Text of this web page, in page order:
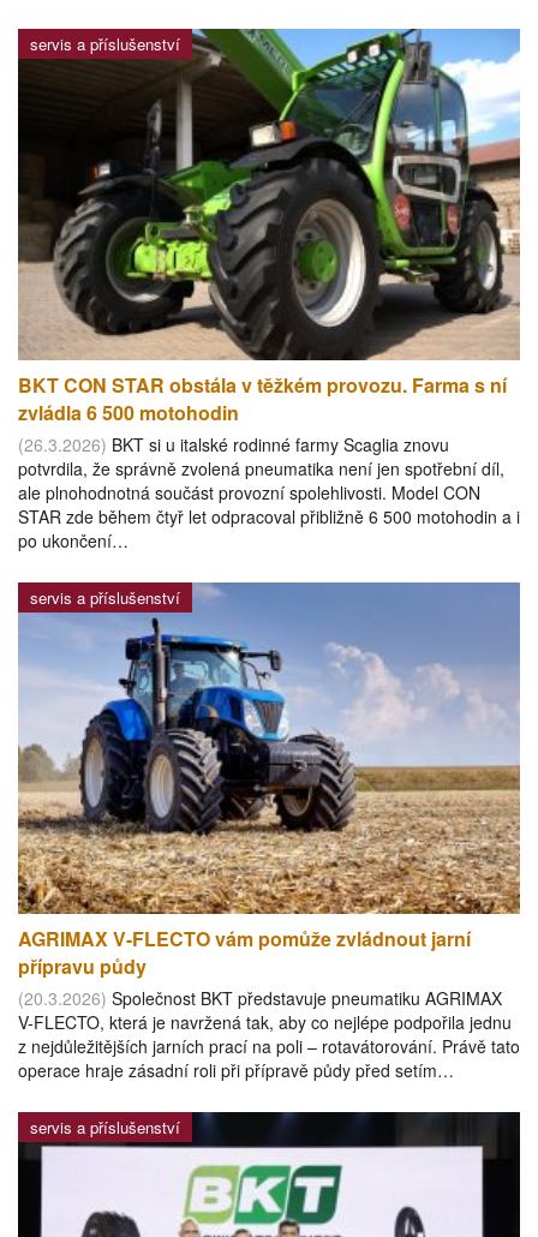
servis a příslušenství
BKT CON STAR obstála v těžkém provozu. Farma s ní
zvládla 6 500 motohodin
(26.3.2026) BKT si u italské rodinné farmy Scaglia znovu
potvrdila, že správně zvolená pneumatika není jen spotřební díl,
ale plnohodnotná součást provozní spolehlivosti. Model CON
STAR zde během čtyř let odpracoval přibližně 6 500 motohodin a i
po ukončení…
servis a příslušenství
AGRIMAX V-FLECTO vám pomůže zvládnout jarní
přípravu půdy
(20.3.2026) Společnost BKT představuje pneumatiku AGRIMAX
V-FLECTO, která je navržená tak, aby co nejlépe podpořila jednu
z nejdůležitějších jarních prací na poli – rotavátorování. Právě tato
operace hraje zásadní roli při přípravě půdy před setím…
servis a příslušenství